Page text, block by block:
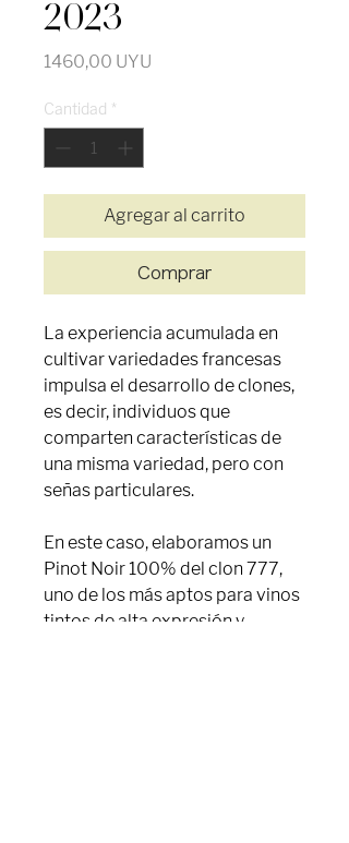
2023
1460,00 UYU
Cantidad *
Agregar al carrito
Comprar
La experiencia acumulada en
cultivar variedades francesas
impulsa el desarrollo de clones,
es decir, individuos que
comparten características de
una misma variedad, pero con
señas particulares.
En este caso, elaboramos un
Pinot Noir 100% del clon 777,
uno de los más aptos para vinos
tintos de alta expresión y